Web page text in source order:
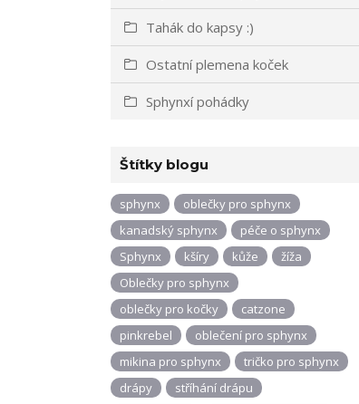
Tahák do kapsy :)
Ostatní plemena koček
Sphynxí pohádky
Štítky blogu
sphynx
oblečky pro sphynx
kanadský sphynx
péče o sphynx
Sphynx
kšíry kůže
žíža
Oblečky pro sphynx
oblečky pro kočky
catzone
pinkrebel
oblečení pro sphynx
mikina pro sphynx
tričko pro sphynx
drápy
stříhání drápu